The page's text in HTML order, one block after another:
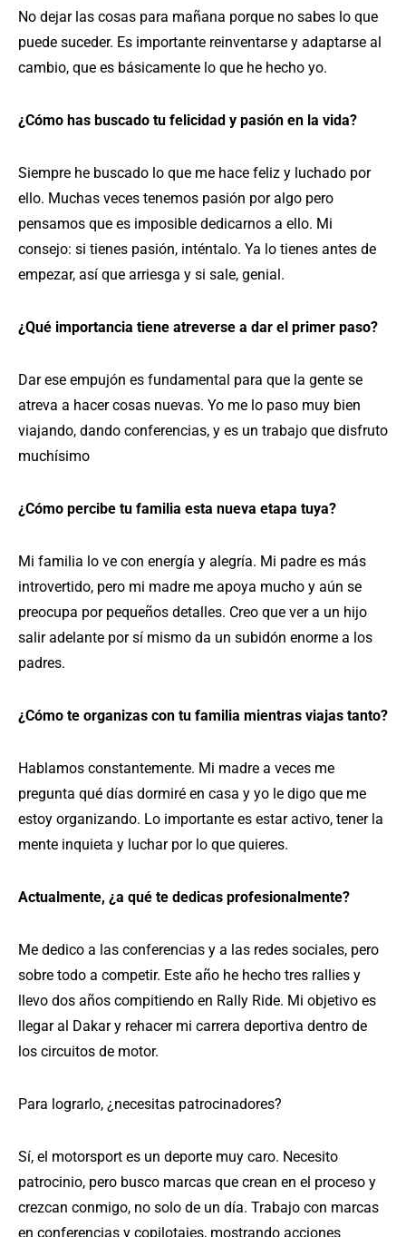
No dejar las cosas para mañana porque no sabes lo que
puede suceder. Es importante reinventarse y adaptarse al
cambio, que es básicamente lo que he hecho yo.
¿Cómo has buscado tu felicidad y pasión en la vida?
Siempre he buscado lo que me hace feliz y luchado por
ello. Muchas veces tenemos pasión por algo pero
pensamos que es imposible dedicarnos a ello. Mi
consejo: si tienes pasión, inténtalo. Ya lo tienes antes de
empezar, así que arriesga y si sale, genial.
¿Qué importancia tiene atreverse a dar el primer paso?
Dar ese empujón es fundamental para que la gente se
atreva a hacer cosas nuevas. Yo me lo paso muy bien
viajando, dando conferencias, y es un trabajo que disfruto
muchísimo
¿Cómo percibe tu familia esta nueva etapa tuya?
Mi familia lo ve con energía y alegría. Mi padre es más
introvertido, pero mi madre me apoya mucho y aún se
preocupa por pequeños detalles. Creo que ver a un hijo
salir adelante por sí mismo da un subidón enorme a los
padres.
¿Cómo te organizas con tu familia mientras viajas tanto?
Hablamos constantemente. Mi madre a veces me
pregunta qué días dormiré en casa y yo le digo que me
estoy organizando. Lo importante es estar activo, tener la
mente inquieta y luchar por lo que quieres.
Actualmente, ¿a qué te dedicas profesionalmente?
Me dedico a las conferencias y a las redes sociales, pero
sobre todo a competir. Este año he hecho tres rallies y
llevo dos años compitiendo en Rally Ride. Mi objetivo es
llegar al Dakar y rehacer mi carrera deportiva dentro de
los circuitos de motor.
Para lograrlo, ¿necesitas patrocinadores?
Sí, el motorsport es un deporte muy caro. Necesito
patrocinio, pero busco marcas que crean en el proceso y
crezcan conmigo, no solo de un día. Trabajo con marcas
en conferencias y copilotajes, mostrando acciones